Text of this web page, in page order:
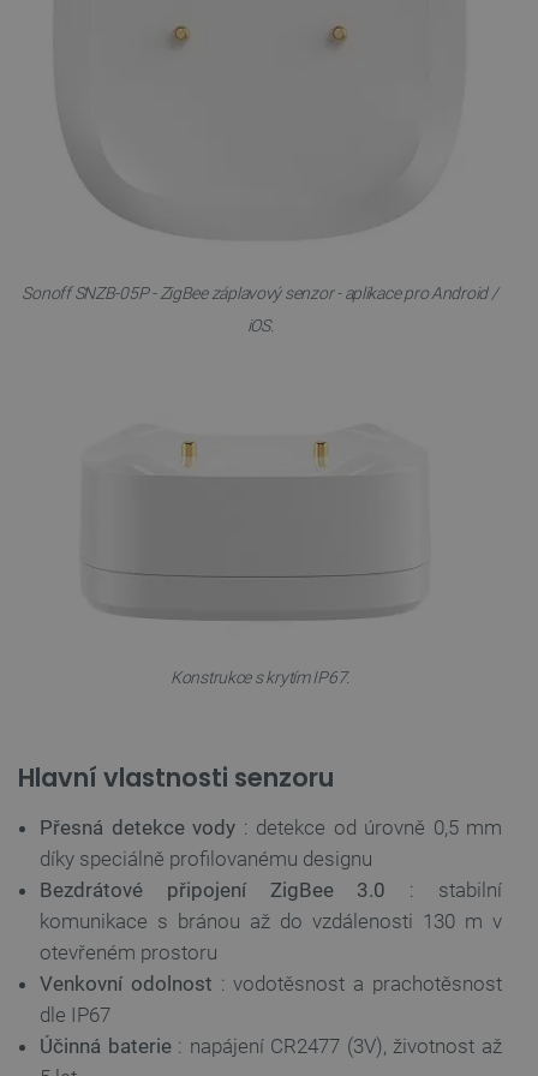
Sonoff SNZB-05P - ZigBee záplavový senzor - aplikace pro Android /
iOS.
Konstrukce s krytím IP67.
Hlavní vlastnosti senzoru
Přesná detekce vody : detekce od úrovně 0,5 mm
díky speciálně profilovanému designu
Bezdrátové připojení ZigBee 3.0 : stabilní
komunikace s bránou až do vzdálenosti 130 m v
otevřeném prostoru
Venkovní odolnost : vodotěsnost a prachotěsnost
dle IP67
Účinná baterie: napájení CR2477 (3V), životnost až